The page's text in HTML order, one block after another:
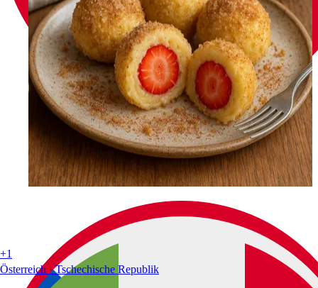
+1
Österreich · Tschechische Republik